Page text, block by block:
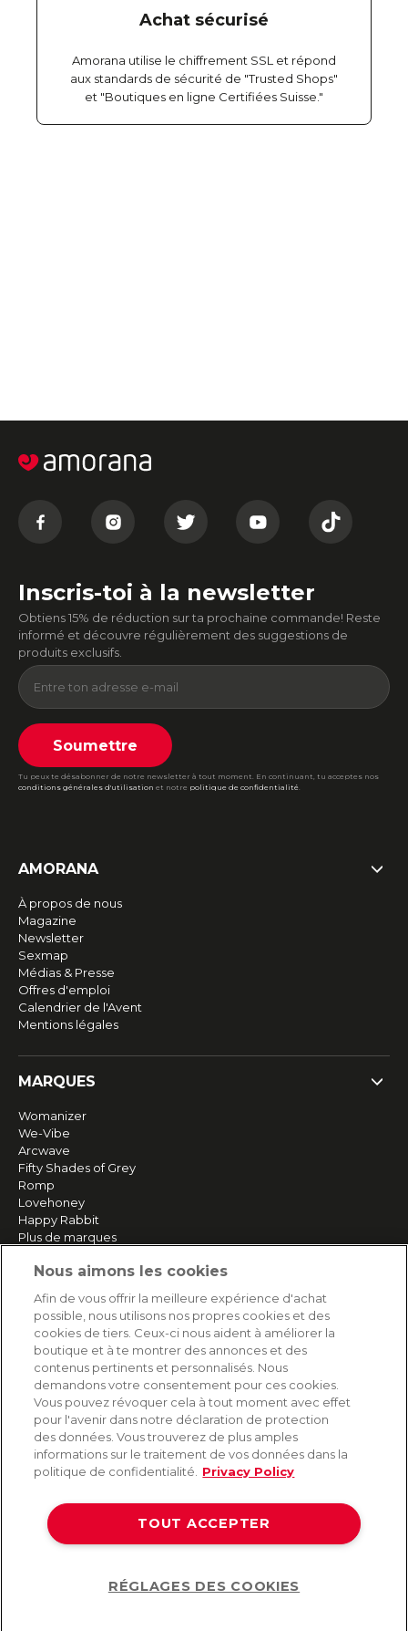
Achat sécurisé
Amorana utilise le chiffrement SSL et répond
aux standards de sécurité de "Trusted Shops"
et "Boutiques en ligne Certifiées Suisse."
Inscris-toi à la newsletter
Obtiens 15% de réduction sur ta prochaine commande! Reste
informé et découvre régulièrement des suggestions de
produits exclusifs.
Soumettre
Tu peux te désabonner de notre newsletter à tout moment. En continuant, tu acceptes nos
conditions générales d'utilisation et notre politique de confidentialité.
AMORANA
À propos de nous
Magazine
Newsletter
Sexmap
Médias & Presse
Offres d'emploi
Calendrier de l'Avent
Mentions légales
MARQUES
Womanizer
We-Vibe
Arcwave
Fifty Shades of Grey
Romp
Lovehoney
Happy Rabbit
Plus de marques
SERVICE
Livraison rapide et gratuite
Retours & remboursements
Paiement sécurisé
AIDE
Contact
Livraison et expédition
Foire aux questions
Protection des données
Nous aimons les cookies
Afin de vous offrir la meilleure expérience d'achat
possible, nous utilisons nos propres cookies et des
cookies de tiers. Ceux-ci nous aident à améliorer la
boutique et à te montrer des annonces et des
contenus pertinents et personnalisés. Nous
demandons votre consentement pour ces cookies.
Vous pouvez révoquer cela à tout moment avec effet
pour l'avenir dans notre déclaration de protection
des données. Vous trouverez de plus amples
informations sur le traitement de vos données dans la
politique de confidentialité.
Privacy Policy
TOUT ACCEPTER
RÉGLAGES DES COOKIES